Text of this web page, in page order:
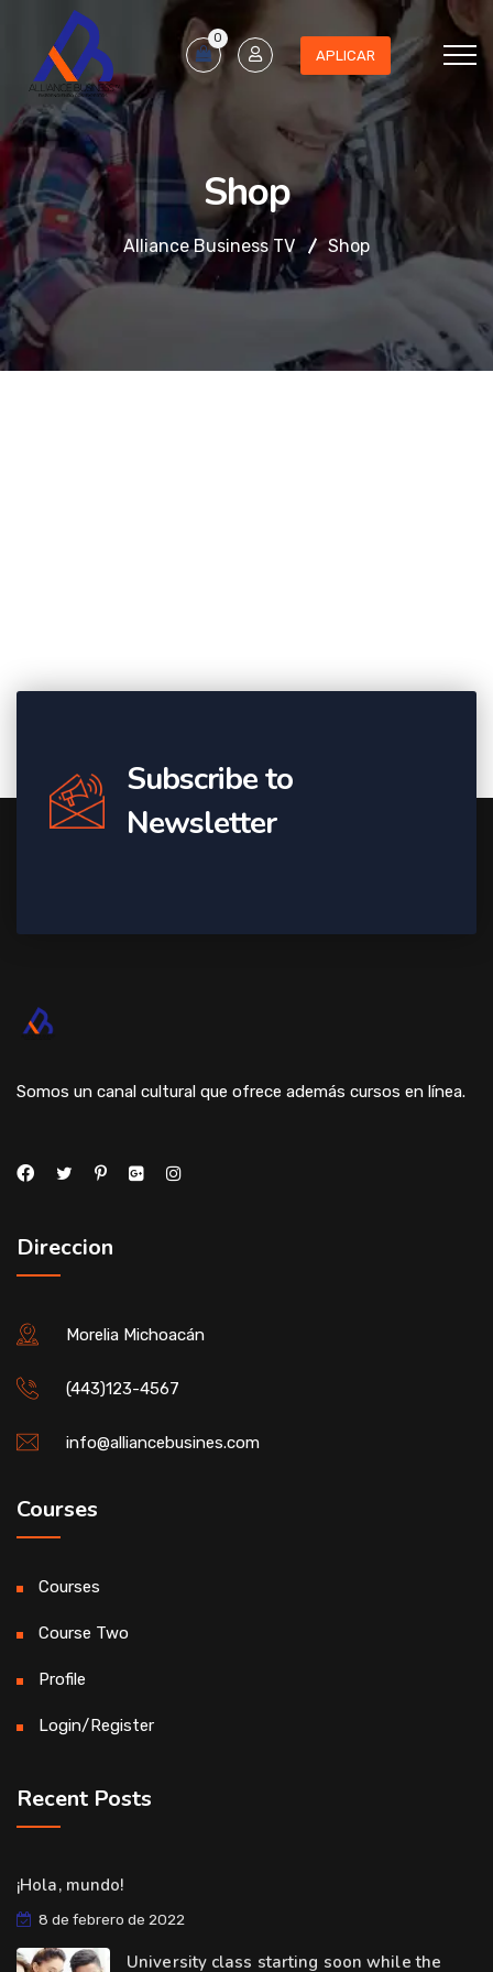
0
APLICAR
Shop
Alliance Business TV Shop
Subscribe to
Newsletter
Somos un canal cultural que ofrece además cursos en línea.
Direccion
Morelia Michoacán
(443)123-4567
info@alliancebusines.com
Courses
Courses
Course Two
Profile
Login/Register
Recent Posts
¡Hola, mundo!
8 de febrero de 2022
University class starting soon while the